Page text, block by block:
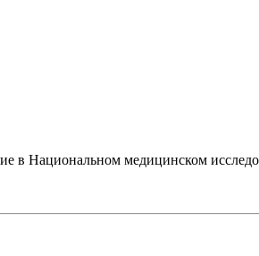
в Национальном медицинском